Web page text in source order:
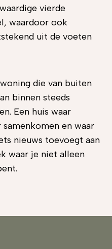
vierde
waardoor ook
uit de voeten
die van buiten
binnen steeds
Een huis waar
en waar
nieuws toevoegt aan
waar je niet alleen